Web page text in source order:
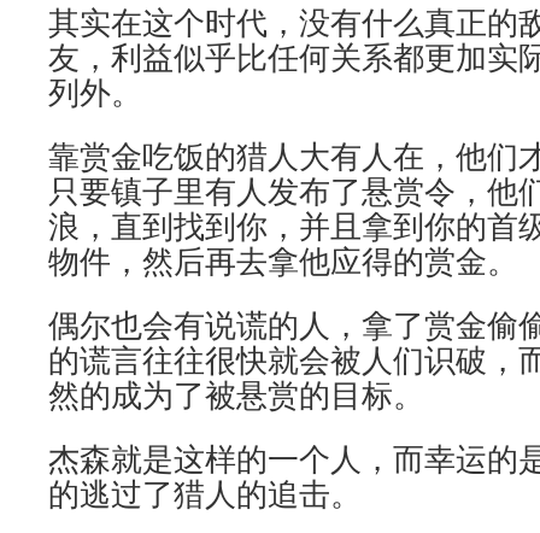
其实在这个时代，没有什么真正的
友，利益似乎比任何关系都更加实
列外。
靠赏金吃饭的猎人大有人在，他们
只要镇子里有人发布了悬赏令，他
浪，直到找到你，并且拿到你的首
物件，然后再去拿他应得的赏金。
偶尔也会有说谎的人，拿了赏金偷
的谎言往往很快就会被人们识破，
然的成为了被悬赏的目标。
杰森就是这样的一个人，而幸运的
的逃过了猎人的追击。